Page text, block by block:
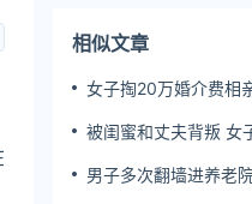
相似文章
女子掏20万婚介费相
被闺蜜和丈夫背叛 女
男子多次翻墙进养老